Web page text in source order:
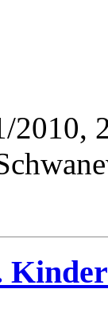
2010,